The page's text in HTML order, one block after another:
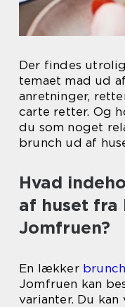
Der findes
temaet mad ud
anretninger,
carte retter. Og
du som noget
brunch ud af
Hvad
af huset fra
Jomfruen?
En lækker
Jomfruen kan
varianter. Du